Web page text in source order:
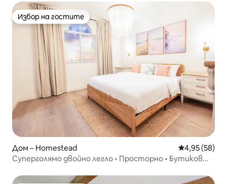
Избор на гостите
Избор на гостите
Дом – Homestead Средна
4,95 (58)
Суперголямо двойно легло • Просторно • Бутиков